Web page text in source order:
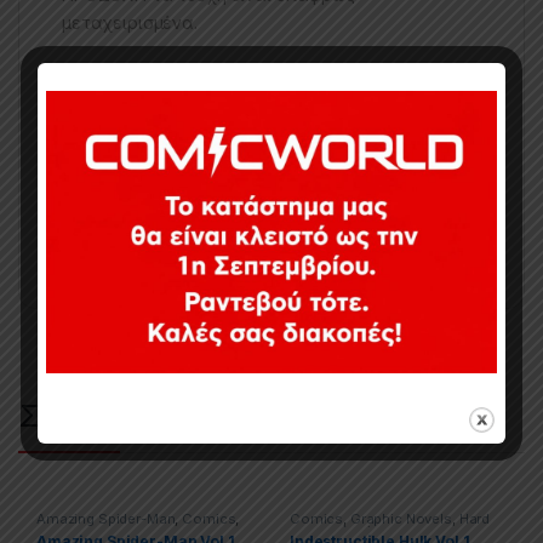
μεταχειρισμένα.
Κωδικός προϊόντος: CI0010
Κατηγορίες:
Collected Issues, Comics, Limited Series ,Marvel
Ετικέτες:Marvel,Uncanny X-Men
Amazing Spider-Man, Comics,
Graphic Novels Marvel Trade
Comics, Graphic Novels, Hard
Covers (HC), Hulk, Marvel